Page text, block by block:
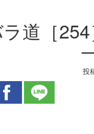
道［
投